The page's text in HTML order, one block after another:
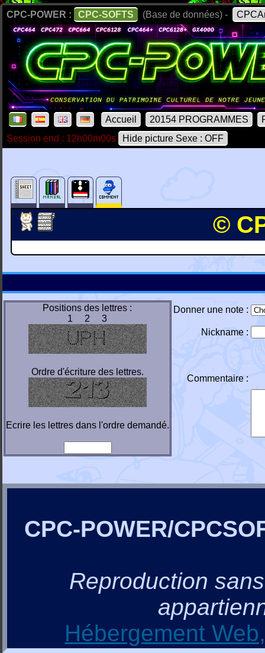
CPC-POWER : CPC-SOFTS (Base de données) -
Accueil 20154 PROGRAMMES
Session end : 12h00m00s
Hide picture Sexe : OFF
©
Positions des lettres :
1 2 3
Ordre d'écriture des lettres.
Ecrire les lettres dans l'ordre demandé.
Donner une note :
Nickname :
Commentaire :
CPC-POWER/
Reproduction
Hébergement